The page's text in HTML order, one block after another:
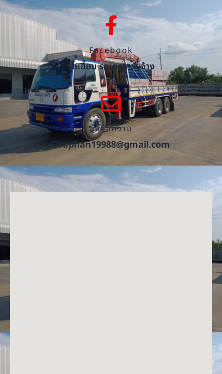
Facebook
รถเฮี๊ยบ รถเครน รับจ้าง
ส่งข้อความ
Oraphan19988@gmail.com